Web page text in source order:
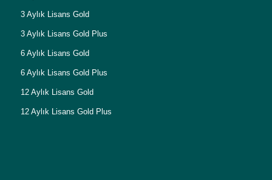
3 Aylık Lisans Gold
3 Aylık Lisans Gold Plus
6 Aylık Lisans Gold
6 Aylık Lisans Gold Plus
12 Aylık Lisans Gold
12 Aylık Lisans Gold Plus